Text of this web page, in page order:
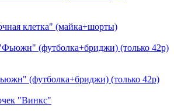
клетка" (майка+шорты)
(футболка+бриджи) (только 42р)